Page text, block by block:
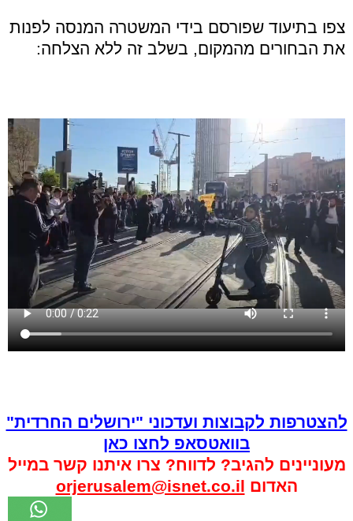
צפו בתיעוד שפורסם בידי המשטרה המנסה לפנות
את הבחורים מהמקום, בשלב זה ללא הצלחה:
להצטרפות לקבוצות ועדכוני "ירושלים החרדית"
בוואטסאפ לחצו כאן
מעוניינים להגיב? לדווח? צרו איתנו קשר במייל
האדום orjerusalem@isnet.co.il